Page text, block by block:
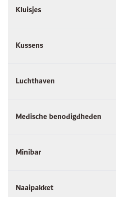
Kluisjes
Kussens
Luchthaven
Medische benodigdheden
Minibar
Naaipakket